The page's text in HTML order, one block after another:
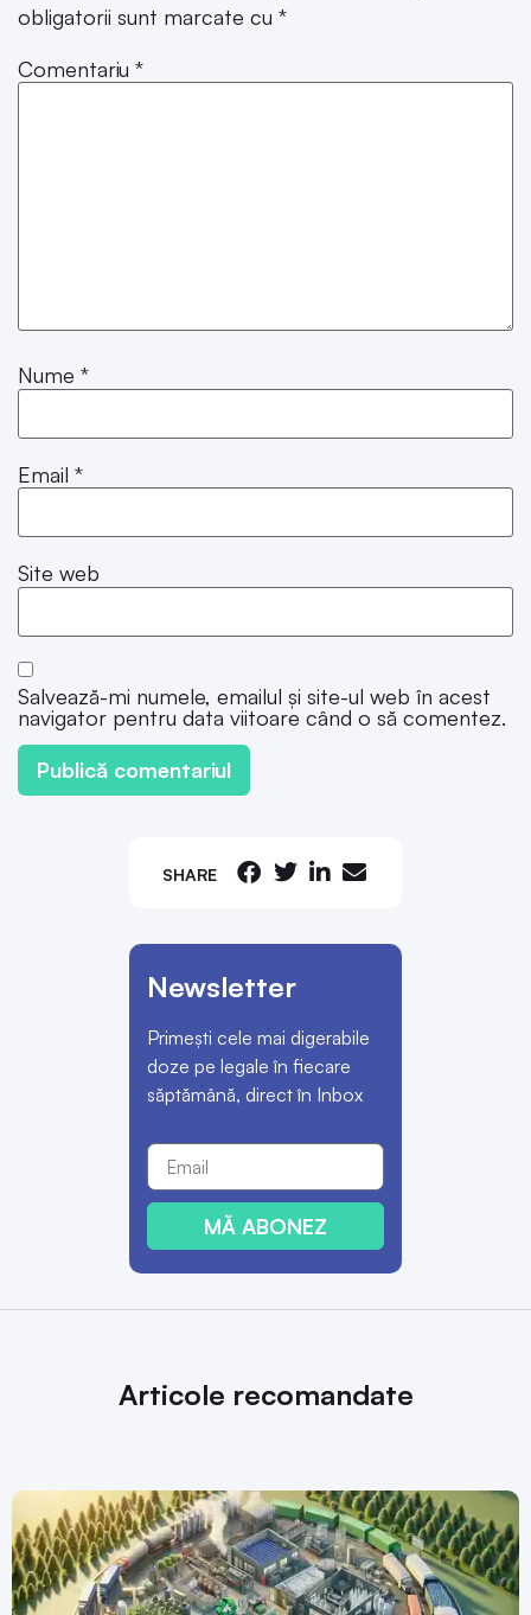
SHARE
Newsletter
Primești cele mai digerabile
doze pe legale în fiecare
săptămână, direct în Inbox
MĂ ABONEZ
obligatorii sunt marcate cu *
Comentariu *
Nume *
Email *
Site web
Salvează-mi numele, emailul și site-ul web în acest
navigator pentru data viitoare când o să comentez.
Articole recomandate